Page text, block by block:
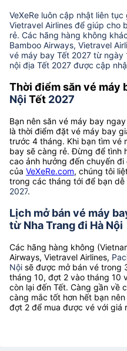
VeXeRe luôn cập nhật liên
Vietravel Airlines để giúp cho
rẻ. Các hãng hàng không
Bamboo Airways, Vietravel
vé máy bay Tết 2027 từ ngày
nội địa Tết 2027 được cập
Thời điểm săn vé máy
Nội Tết 2027
Bạn nên săn vé máy bay
là thời điểm đặt vé máy bay
trước 4 tháng. Khi bạn tìm vé
bay sẽ càng rẻ. Đừng để tình
cao ảnh hưởng đến chuyến
của VeXeRe.com, chúng tôi
trong các tháng tới để bạn
2027.
Lịch mở bán vé máy
từ Nha Trang đi Hà Nội
Các hãng hàng không
Airways, Vietravel Airlines,
Nội sẽ được mở bán vé trong
tháng 10, đợt 2 vào tháng 10
còn lại đến Tết. Càng gần về
càng mắc tốt hơn hết bạn
đợt 2 để mua được vé với giá